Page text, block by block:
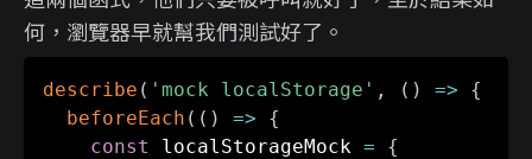
何，瀏覽器早就幫我們測試好了。
describe ( 'mock localStorage' , ( ) =>
{
beforeEach ( ( ) =>
{
const
localStorageMock =
{